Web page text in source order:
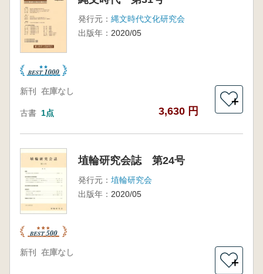
発行元： 縄文時代文化研究会
出版年： 2020/05
新刊 在庫なし
古書 1点 3,630 円
＋
埴輪研究会誌 第24号
発行元： 埴輪研究会
出版年： 2020/05
新刊 在庫なし
＋